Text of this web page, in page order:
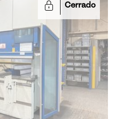
Cerrado